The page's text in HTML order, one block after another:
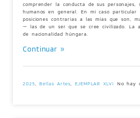
comprender la conducta de sus
humanos en general. En mi caso particular
posiciones contrarias a las mías que son,
— las de un ser que se cree civilizado. La
de nacionalidad húngara.
Continuar »
2025 ,Bellas Artes ,EJEMPLAR XLVI No hay